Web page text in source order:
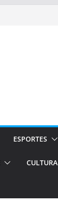
ESPORTES
CULTURA